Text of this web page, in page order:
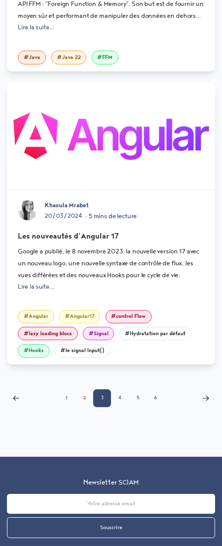
API FFM : "Foreign Function & Memory". Son but est de fournir un
moyen sûr et performant de manipuler des données en dehors
de la heap memory et d’intéragir avec du code natif.
Lire la suite...
#Java #Java 22 #FFM
Khaoula Mrabet
20/03/2024 • 5 mins de lecture
Les nouveautés d’Angular 17
Google a publié, le 8 novembre 2023, la nouvelle version 17 avec
un nouveau logo, une nouvelle syntaxe de contrôle de flux, les
vues différées et des nouveaux Hooks pour le cycle de vie.
Lire la suite...
#Angular #Angular17 #control Flow
#lazy loading blocs #Signal #Hydratation par défaut
#Hooks #le signal Input()
1 2 3 4 5 6
Newsletter SCIAM
Souscrire